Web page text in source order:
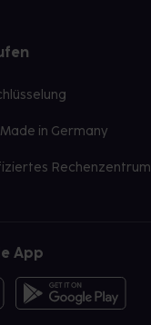
in Germany
Rechenzentrum
App